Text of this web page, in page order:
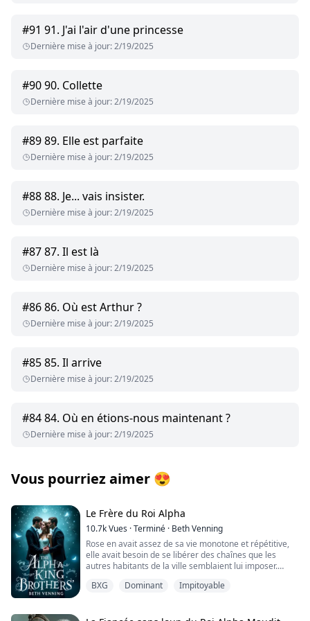
#91 91. J'ai l'air d'une princesse
Dernière mise à jour:2/19/2025
#9090. Collette
Dernière mise à jour:2/19/2025
#8989. Elle est parfaite
Dernière mise à jour:2/19/2025
#8888. Je... vais insister.
Dernière mise à jour:2/19/2025
#8787. Il est là
Dernière mise à jour:2/19/2025
#8686. Où est Arthur ?
Dernière mise à jour:2/19/2025
#8585. Il arrive
Dernière mise à jour:2/19/2025
#8484. Où en étions-nous maintenant ?
Dernière mise à jour:2/19/2025
Vous pourriez aimer 😍
Le Frère du Roi Alpha
10.7kVues ·Terminé · Beth Venning
Rose en avait assez de sa vie monotone et répétitive,
elle avait besoin de se libérer des chaînes que les
autres habitants de la ville semblaient lui imposer.
Mais il y avait un homme qu'elle pensait capable de la
BXG Dominant Impitoyable